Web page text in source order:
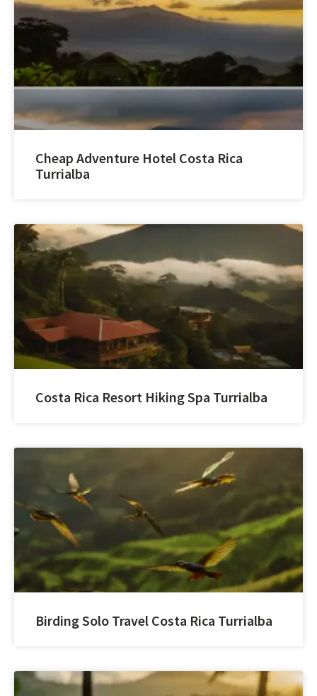
Cheap Adventure Hotel Costa Rica
Turrialba
Costa Rica Resort Hiking Spa Turrialba
Birding Solo Travel Costa Rica Turrialba